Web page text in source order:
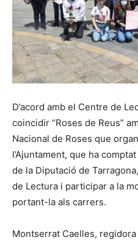
D’acord amb el Centre de
coincidir “Roses de Reus”
Nacional de Roses que
l’Ajuntament, que ha
de la Diputació de
de Lectura i participar a la
portant-la als carrers.
Montserrat Caelles,